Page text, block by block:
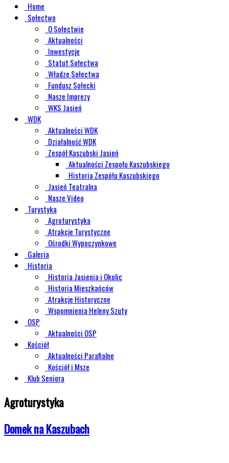
Home
Sołectwo
O Sołectwie
Aktualności
Inwestycje
Statut Sołectwa
Władze Sołectwa
Fundusz Sołecki
Nasze Imprezy
WKS Jasień
WDK
Aktualności WDK
Działalność WDK
Zespół Kaszubski Jasień
Aktualności Zespołu Kaszubskiego
Historia Zespółu Kaszubskiego
Jasień Teatralna
Nasze Video
Turystyka
Agroturystyka
Atrakcje Turystyczne
Ośrodki Wypoczynkowe
Galeria
Historia
Historia Jasienia i Okolic
Historia Mieszkańców
Atrakcje Historyczne
Wspomnienia Heleny Szuty
OSP
Aktualności OSP
Kościół
Aktualności Parafialne
Kościół i Msze
Klub Seniora
Agroturystyka
Domek na Kaszubach